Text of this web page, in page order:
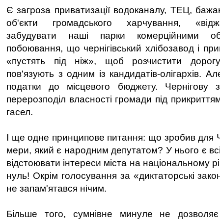
Є загроза приватизації водоканалу, ТЕЦ,
об'єкти громадського харчування,
забудувати наші парки комерційними
побоювання, що чернігівський хлібозавод і
«пустять під ніж», щоб розчистити
пов'язують з одним із кандидатів-олігархів.
податки до місцевого бюджету. Чернігову
перерозподіл власності громади під
гасел.
І ще одне принципове питання: що зробив для
мери, який є народним депутатом? У нього є
відстоювати інтереси міста на національному
нуль! Окрім голосування за «диктаторські
не запам'ятався нічим.
Більше того, сумнівне минуле не